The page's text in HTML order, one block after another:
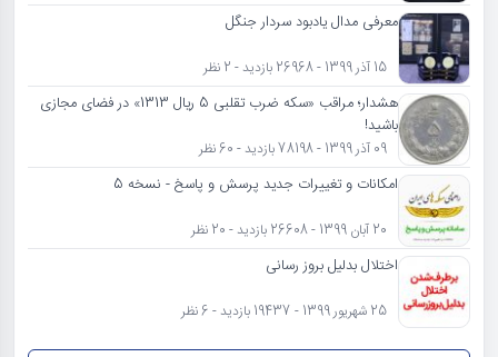
معرفی مدال یادبود سردار جنگل
15 آذر 1399 - 26968 بازدید - 2 نظر
هشدار؛ مراقب «سکه ضرب تقلبی 5 ریال 1313» در فضای مجازی
باشید!
09 آذر 1399 - 78198 بازدید - 60 نظر
امکانات و تغییرات جدید پرسش و پاسخ - نسخه 5
20 آبان 1399 - 26608 بازدید - 20 نظر
اختلال بدلیل بروز رسانی
25 شهریور 1399 - 19437 بازدید - 6 نظر